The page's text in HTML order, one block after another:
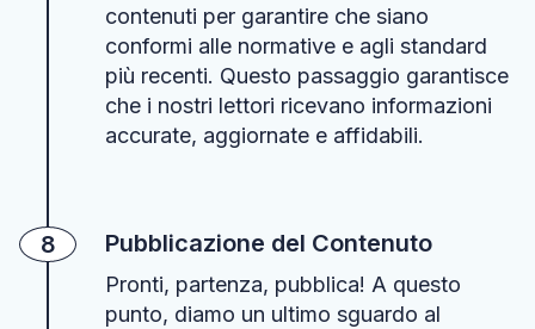
contenuti per garantire che siano
conformi alle normative e agli standard
più recenti. Questo passaggio garantisce
che i nostri lettori ricevano informazioni
accurate, aggiornate e affidabili.
8 Pubblicazione del Contenuto
Pronti, partenza, pubblica! A questo
punto, diamo un ultimo sguardo al